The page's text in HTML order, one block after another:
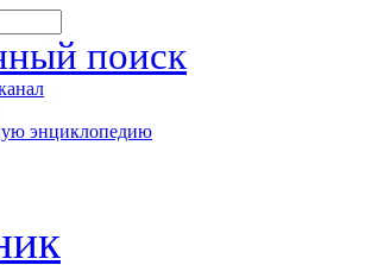
поиск
энциклопедию